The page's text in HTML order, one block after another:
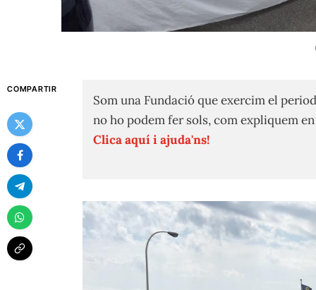
COMPARTIR
Som una Fundació que exercim el
no ho podem fer sols, com expliquem
Clica aquí i ajuda'ns!